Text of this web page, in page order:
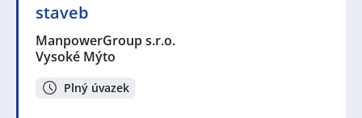
staveb
ManpowerGroup s.r.o.
Vysoké Mýto
Plný úvazek